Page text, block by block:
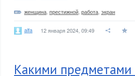
женщина престижной работа экран
alfa 12 января 2024, 09:49
Какими предметами